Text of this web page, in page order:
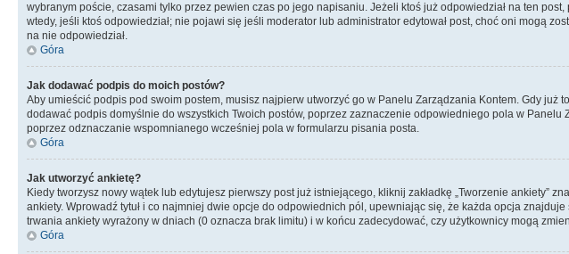
wybranym poście, czasami tylko przez pewien czas po jego napisaniu. Jeżeli ktoś już odpowiedział na ten
wtedy, jeśli ktoś odpowiedział; nie pojawi się jeśli moderator lub administrator edytował post, choć oni mogą
na nie odpowiedział.
Góra
Jak dodawać podpis do moich postów?
Aby umieścić podpis pod swoim postem, musisz najpierw utworzyć go w Panelu Zarządzania Kontem. Gdy już
dodawać podpis domyślnie do wszystkich Twoich postów, poprzez zaznaczenie odpowiedniego pola w
poprzez odznaczanie wspomnianego wcześniej pola w formularzu pisania posta.
Góra
Jak utworzyć ankietę?
Kiedy tworzysz nowy wątek lub edytujesz pierwszy post już istniejącego, kliknij zakładkę „Tworzenie
ankiety. Wprowadź tytuł i co najmniej dwie opcje do odpowiednich pól, upewniając się, że każda opcja
trwania ankiety wyrażony w dniach (0 oznacza brak limitu) i w końcu zadecydować, czy użytkownicy mogą
Góra